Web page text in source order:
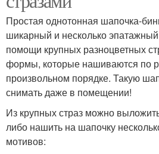
Простая однотонная шапочка-
шикарный и несколько
помощи крупных разноцветных
формы, которые нашиваются по
произвольном порядке. Такую
снимать даже в помещении!
Из крупных страз можно
либо нашить на шапочку
мотивов: